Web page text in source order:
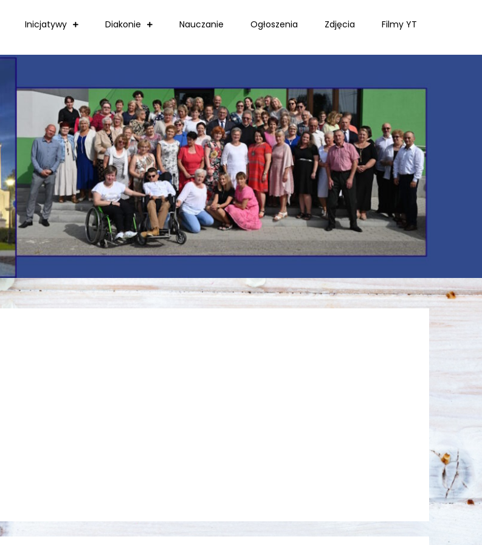
Inicjatywy Diakonie Nauczanie Ogłoszenia Zdjęcia Filmy YT